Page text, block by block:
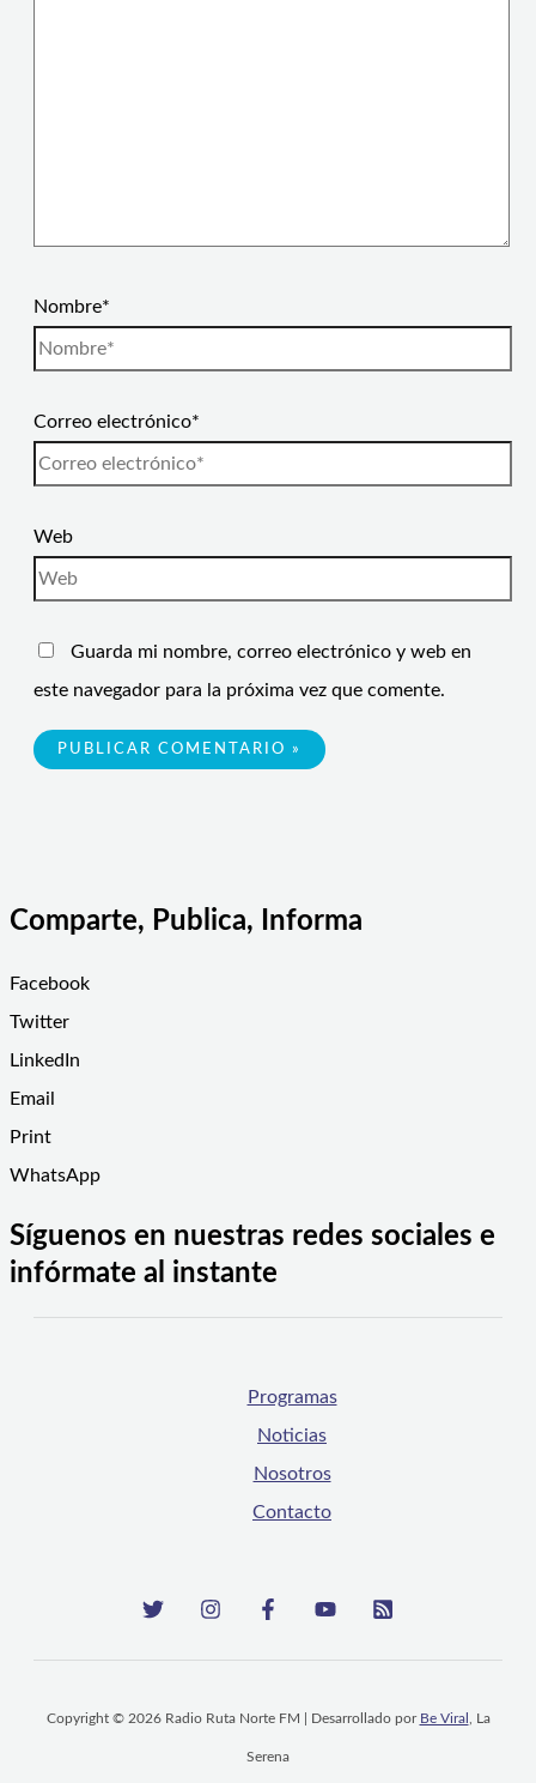
Nombre*
Correo electrónico*
Web
Guarda mi nombre, correo electrónico y web en
este navegador para la próxima vez que comente.
Comparte, Publica, Informa
Facebook
Twitter
LinkedIn
Email
Print
WhatsApp
Síguenos en nuestras redes sociales e
infórmate al instante
Programas
Noticias
Nosotros
Contacto
Copyright © 2026 Radio Ruta Norte FM | Desarrollado por Be Viral , La
Serena